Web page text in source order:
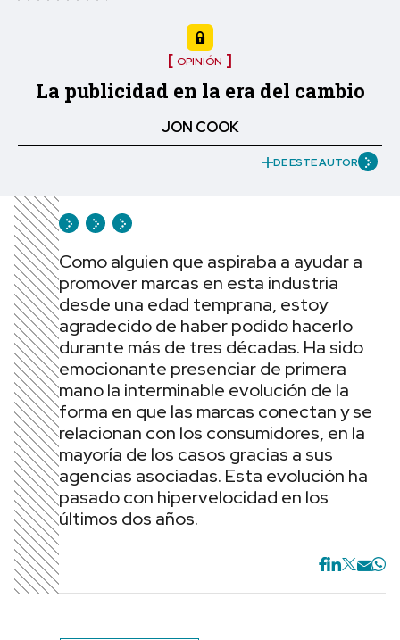
OPINIÓN
La publicidad en la era del cambio
JON COOK
DE ESTE AUTOR
Como alguien que aspiraba a ayudar a
promover marcas en esta industria
desde una edad temprana, estoy
agradecido de haber podido hacerlo
durante más de tres décadas. Ha sido
emocionante presenciar de primera
mano la interminable evolución de la
forma en que las marcas conectan y se
relacionan con los consumidores, en la
mayoría de los casos gracias a sus
agencias asociadas. Esta evolución ha
pasado con hipervelocidad en los
últimos dos años.